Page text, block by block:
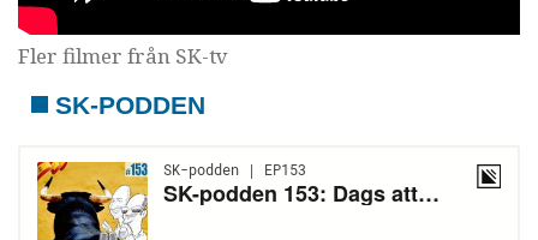
Fler filmer från SK-tv
SK-PODDEN